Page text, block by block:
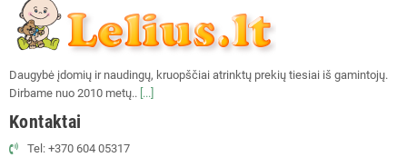
Daugybė įdomių ir naudingų, kruopščiai atrinktų prekių tiesiai iš gamintojų.
Dirbame nuo 2010 metų.. [...]
Kontaktai
Tel: +370 604 05317